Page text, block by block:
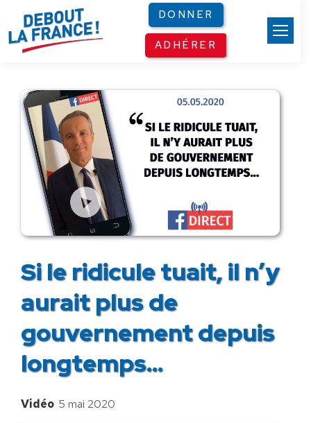
DONNER
ADHÉRER
Si le ridicule tuait, il n’y
aurait plus de
gouvernement depuis
longtemps…
Vidéo 5 mai 2020
Panneau de gestion des cookies